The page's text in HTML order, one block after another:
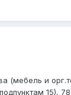
(мебель и
15),